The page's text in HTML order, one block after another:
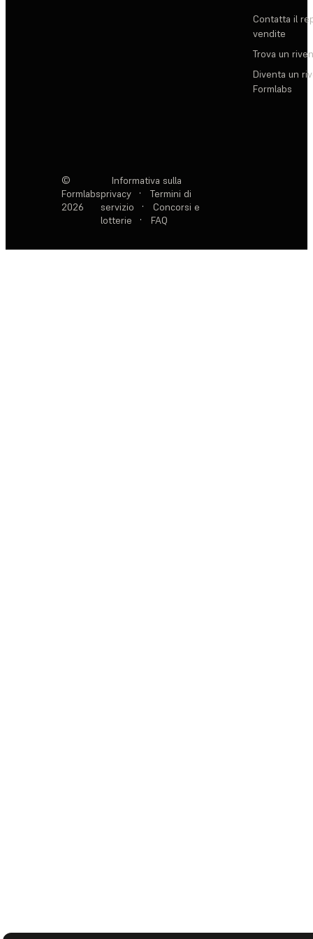
Contatta il
vendite
Trova un
Diventa un
Formlabs
©
Formlabs
2026
Informativa sulla
privacy
·
Termini di
servizio
·
Concorsi e
lotterie
· FAQ